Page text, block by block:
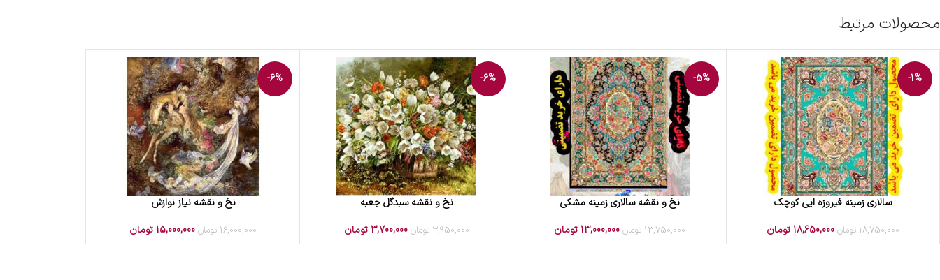
محصولات مرتبط
-1%
افزودن به سبد خریدسالاری زمینه فیروزه ایی کوچک
18,750,000 تومان 18,650,000تومان
-5%
افزودن به سبد خریدنخ و نقشه سالاری زمینه مشکی
13,750,000 تومان 13,000,000تومان
-6%
افزودن به سبد خریدنخ و نقشه سبدگل جعبه
3,950,000 تومان 3,700,000 تومان
-6%
افزودن به سبد خریدنخ و نقشه نیاز نوازش
16,000,000 تومان 15,000,000تومان